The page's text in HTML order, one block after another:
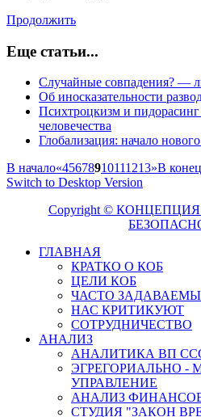
Продолжить
Еще статьи...
Случайные совпадения? —
Об иносказательности
Психтроцкизм и
человечества
Глобализация: начало нового
В начало«45678910111213»В конец
Switch to Desktop Version
Copyright ©
ГЛАВНАЯ
КРАТКО О КОБ
ЦЕЛИ КОБ
ЧАСТО
НАС КРИТИКУЮТ
СОТРУДНИЧЕСТВО
АНАЛИЗ
АНАЛИТИКА ВП
ЭГРЕГОРИАЛЬНО -
УПРАВЛЕНИЕ
АНАЛИЗ
СТУДИЯ "ЗАКОН